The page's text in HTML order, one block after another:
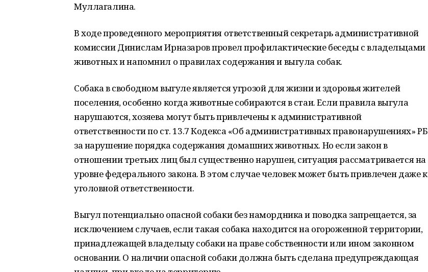
Муллагалина.
В ходе проведенного мероприятия ответственный секретарь административной
комиссии Динислам Ирназаров провел профилактические беседы с владельцами
животных и напомнил о правилах содержания и выгула собак.
Собака в свободном выгуле является угрозой для жизни и здоровья жителей
поселения, особенно когда животные собираются в стаи. Если правила выгула
нарушаются, хозяева могут быть привлечены к административной
ответственности по ст. 13.7 Кодекса «Об административных правонарушениях» РБ
за нарушение порядка содержания домашних животных. Но если закон в
отношении третьих лиц был существенно нарушен, ситуация рассматривается на
уровне федерального закона. В этом случае человек может быть привлечен даже к
уголовной ответственности.
Выгул потенциально опасной собаки без намордника и поводка запрещается, за
исключением случаев, если такая собака находится на огороженной территории,
принадлежащей владельцу собаки на праве собственности или ином законном
основании. О наличии опасной собаки должна быть сделана предупреждающая